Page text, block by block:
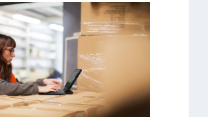
e
n
t
i
m
i
e
r
t
e